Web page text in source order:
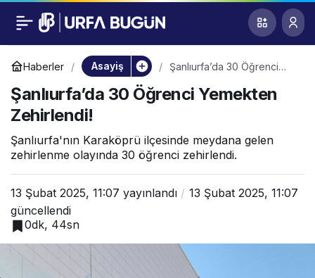
Haberler Asayiş
Şanlıurfa’da 30 Öğrenci
Şanlıurfa’da 30 Öğrenci Yemekten
Zehirlendi!
Şanlıurfa'nın Karaköprü ilçesinde meydana gelen
zehirlenme olayında 30 öğrenci zehirlendi.
13 Şubat 2025, 11:07 yayınlandı
13 Şubat 2025, 11:07
güncellendi
0dk, 44sn
Şanlıurfa’da 30
Öğrenci Yemekten
Zehirlendi!
0